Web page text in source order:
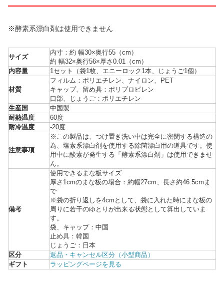
※酵素系漂白剤は使用できません
サイズ
内寸：約 幅30×奥行55（cm）
約 幅32×奥行56×厚さ0.01（cm）
内容量
1セット（袋1枚、エニーロック1本、じょうご1個）
材質
フィルム：ポリエチレン、ナイロン、PET
キャップ、留め具：ポリプロピレン
口部、じょうご：ポリエチレン
生産国
中国製
耐熱温度
60度
耐冷温度
-20度
注意事項
※この製品は、つけ置き洗い中は完全に密閉する構造の
為、塩素系漂白剤を使用する除菌漂白用の道具です。使
用中に酸素が発生する「酵素系漂白剤」は使用できませ
ん。
備考
使用できるまな板サイズ
厚さ1cmのまな板の場合：約幅27cm、長さ約46.5cmま
で
※袋の折り返しを4cmとして、袋に入れた時にまな板の
周りに若干のゆとりが出来る状態として算出していま
す。
袋、キャップ：中国
止め具：韓国
じょうご：日本
区分
返品・キャンセル区分（小型商品）
ギフト
ラッピングページを見る